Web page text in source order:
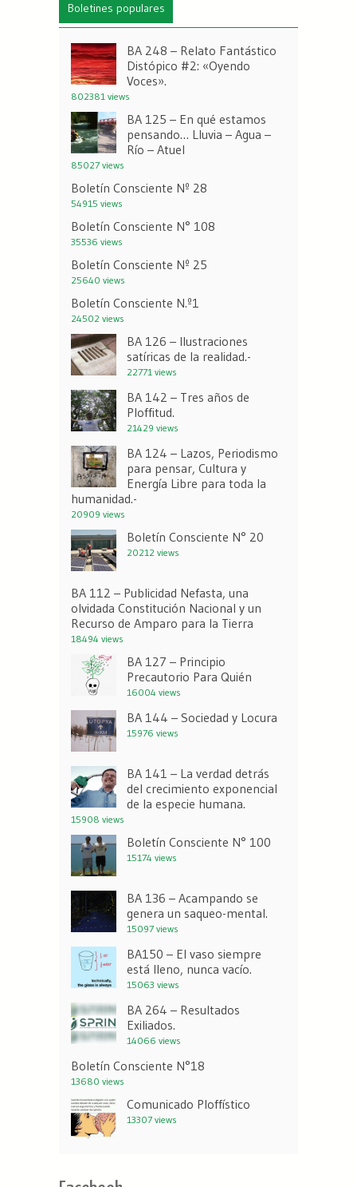
Boletines populares
BA 248 – Relato Fantástico
Distópico #2: «Oyendo
Voces».
802381 views
BA 125 – En qué estamos
pensando… Lluvia – Agua –
Río – Atuel
85027 views
Boletín Consciente Nº 28
54915 views
Boletín Consciente N° 108
35536 views
Boletín Consciente Nº 25
25640 views
Boletín Consciente N.º1
24502 views
BA 126 – Ilustraciones
satíricas de la realidad.-
22771 views
BA 142 – Tres años de
Ploffitud.
21429 views
BA 124 – Lazos, Periodismo
para pensar, Cultura y
Energía Libre para toda la
humanidad.-
20909 views
Boletín Consciente N° 20
20212 views
BA 112 – Publicidad Nefasta, una
olvidada Constitución Nacional y un
Recurso de Amparo para la Tierra
18494 views
BA 127 – Principio
Precautorio Para Quién
16004 views
BA 144 – Sociedad y Locura
15976 views
BA 141 – La verdad detrás
del crecimiento exponencial
de la especie humana.
15908 views
Boletín Consciente N° 100
15174 views
BA 136 – Acampando se
genera un saqueo-mental.
15097 views
BA150 – El vaso siempre
está lleno, nunca vacío.
15063 views
BA 264 – Resultados
Exiliados.
14066 views
Boletín Consciente N°18
13680 views
Comunicado Ploffístico
13307 views